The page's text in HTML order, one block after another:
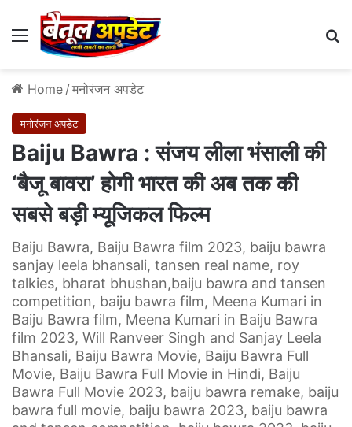
Menu
Home / मनोरंजन अपडेट
मनोरंजन अपडेट
Baiju Bawra : संजय लीला भंसाली की
‘बैजू बावरा’ होगी भारत की अब तक की
सबसे बड़ी म्यूजिकल फिल्म
Baiju Bawra, Baiju Bawra film 2023, baiju bawra
sanjay leela bhansali, tansen real name, roy
talkies, bharat bhushan,baiju bawra and tansen
competition, baiju bawra film, Meena Kumari in
Baiju Bawra film, Meena Kumari in Baiju Bawra
film 2023, Will Ranveer Singh and Sanjay Leela
Bhansali, Baiju Bawra Movie, Baiju Bawra Full
Movie, Baiju Bawra Full Movie in Hindi, Baiju
Bawra Full Movie 2023, baiju bawra remake, baiju
bawra full movie, baiju bawra 2023, baiju bawra